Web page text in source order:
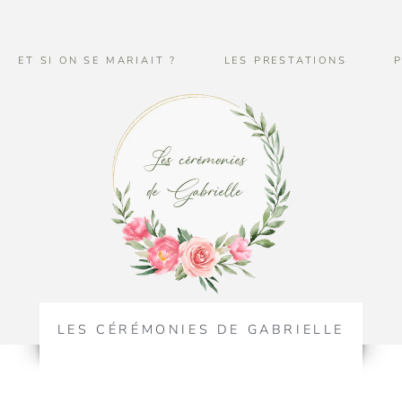
LES
ET SI ON SE MARIAIT ? LES PRESTATIONS
LES CÉRÉMONIES DE GABRIELLE